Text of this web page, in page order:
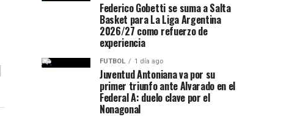
Federico Gobetti se suma a Salta
Basket para La Liga Argentina
2026/27 como refuerzo de
experiencia
FUTBOL 1 día ago
Juventud Antoniana va por su
primer triunfo ante Alvarado en el
Federal A: duelo clave por el
Nonagonal